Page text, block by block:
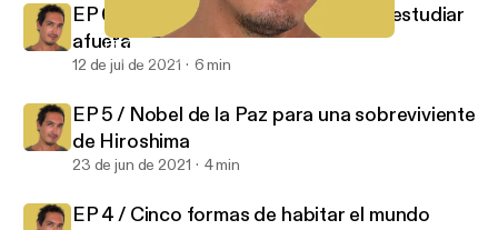
EP 7 / Buenos Aires, la preferida de Sudamérica
CHE Spanish
EP 6 / Certificados de idiomas para estudiar
afuera
12 de jul de 2021 6 min
EP 5 / Nobel de la Paz para una sobreviviente
de Hiroshima
23 de jun de 2021 4 min
EP 4 / Cinco formas de habitar el mundo